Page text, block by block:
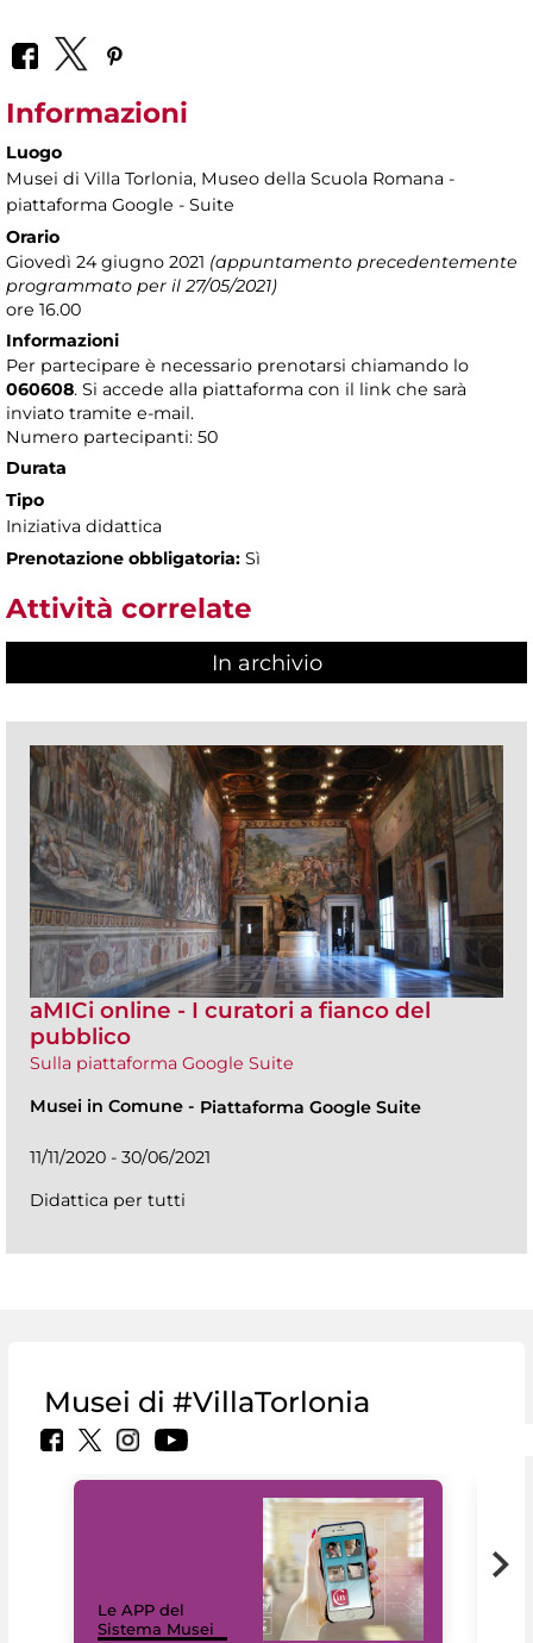
Informazioni
Luogo
Musei di Villa Torlonia, Museo della Scuola Romana -
piattaforma Google - Suite
Orario
Giovedì 24 giugno 2021 (appuntamento precedentemente
programmato per il 27/05/2021)
ore 16.00
Informazioni
Per partecipare è necessario prenotarsi chiamando lo
060608. Si accede alla piattaforma con il link che sarà
inviato tramite e-mail.
Numero partecipanti: 50
Durata
Tipo
Iniziativa didattica
Prenotazione obbligatoria: Sì
Attività correlate
In archivio
aMICi online - I curatori a fianco del
pubblico
Sulla piattaforma Google Suite
Musei in Comune - Piattaforma Google Suite
11/11/2020 - 30/06/2021
Didattica per tutti
Musei di #VillaTorlonia
Le APP del
Sistema Musei